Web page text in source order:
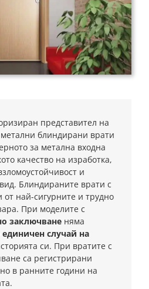
представител на
блиндирани врати
за метална входна
качество на изработка,
и
Блиндираните врати с
от най-сигурните и трудно
При моделите с
заключване няма
единичен случай на
си. При вратите с
са регистрирани
в ранните години на